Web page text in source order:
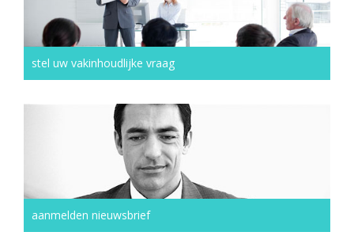
stel uw vakinhoudlijke vraag
aanmelden nieuwsbrief